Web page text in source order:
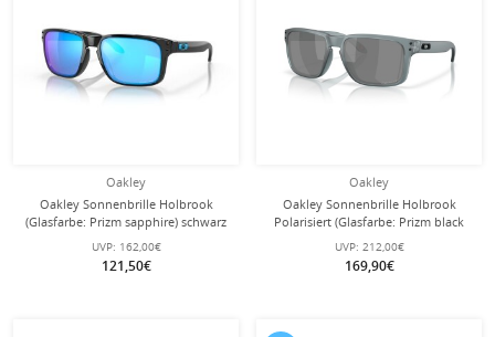
Oakley
Oakley Sonnenbrille Holbrook
(Glasfarbe: Prizm sapphire) schwarz
glänzend - 1 Brille
UVP: 162,00€
121,50€
Oakley
Oakley Sonnenbrille Holbrook
Polarisiert (Glasfarbe: Prizm black
polarized) crystal grau matt - 1 Brille
UVP: 212,00€
169,90€